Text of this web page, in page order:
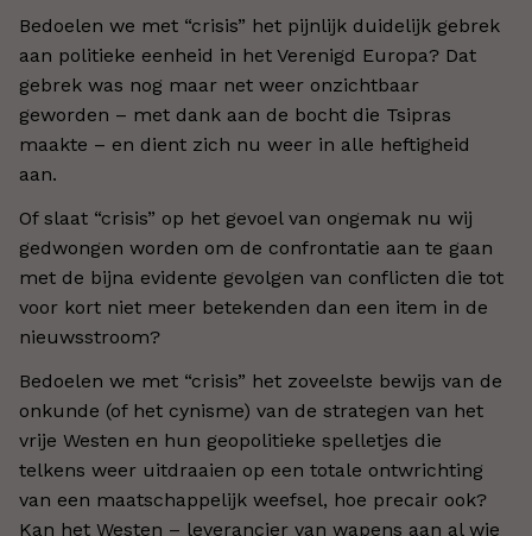
Bedoelen we met “crisis” het pijnlijk duidelijk gebrek
aan politieke eenheid in het Verenigd Europa? Dat
gebrek was nog maar net weer onzichtbaar
geworden – met dank aan de bocht die Tsipras
maakte – en dient zich nu weer in alle heftigheid
aan.
Of slaat “crisis” op het gevoel van ongemak nu wij
gedwongen worden om de confrontatie aan te gaan
met de bijna evidente gevolgen van conflicten die tot
voor kort niet meer betekenden dan een item in de
nieuwsstroom?
Bedoelen we met “crisis” het zoveelste bewijs van de
onkunde (of het cynisme) van de strategen van het
vrije Westen en hun geopolitieke spelletjes die
telkens weer uitdraaien op een totale ontwrichting
van een maatschappelijk weefsel, hoe precair ook?
Kan het Westen – leverancier van wapens aan al wie